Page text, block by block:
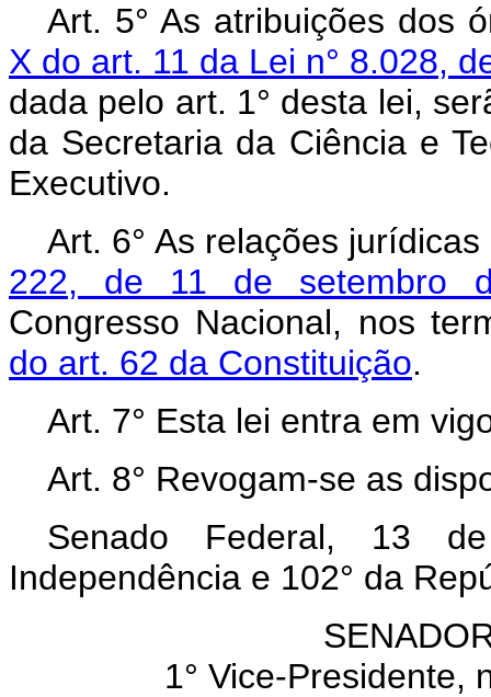
Art. 5° As atribuições dos
X do art. 11 da Lei n° 8.028,
dada pelo art. 1° desta lei,
da Secretaria da Ciência e
Executivo.
Art. 6° As relações
222, de 11 de setembro
Congresso Nacional, nos
do art. 62 da Constituição.
Art. 7° Esta lei entra em
Art. 8° Revogam-se as
Senado Federal, 13
Independência e 102° da
1° Vice-Presidente,